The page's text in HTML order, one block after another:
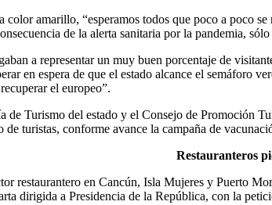
color amarillo, “esperamos todos que poco a poco
de la alerta sanitaria por la pandemia,
a representar un muy buen porcentaje de
en espera de que el estado alcance el semáforo
el europeo”.
de Turismo del estado y el Consejo de Promoción
de turistas, conforme avance la campaña de
Restauranteros
restaurantero en Cancún, Isla Mujeres y Puerto
dirigida a Presidencia de la República, con la